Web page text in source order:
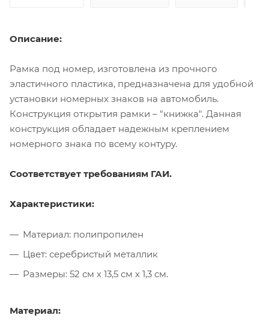
Описание:
Рамка под номер, изготовлена из прочного
эластичного пластика, предназначена для удобной
установки номерных знаков на автомобиль.
Конструкция открытия рамки – "книжка". Данная
конструкция обладает надежным креплением
номерного знака по всему контуру.
Соответствует требованиям ГАИ.
Характеристики:
Материал: полипропилен
Цвет: серебристый металлик
Размеры: 52 см х 13,5 см х 1,3 см.
Материал: